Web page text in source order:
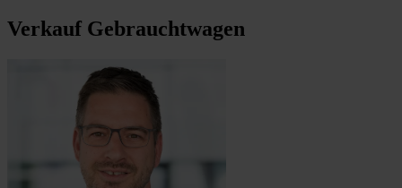
Verkauf Gebrauchtwagen